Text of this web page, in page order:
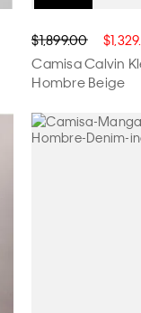
$1,899.00
Camisa Calvin
Hombre Beige